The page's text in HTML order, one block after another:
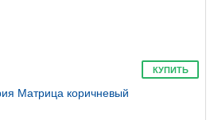
КУПИТЬ
Матрица коричневый